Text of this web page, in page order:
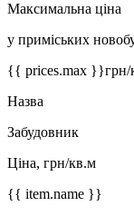
Максимальна ціна
у приміських
{{ prices.max }}
Назва
Забудовник
Ціна, грн/кв.м
{{ item.name }}